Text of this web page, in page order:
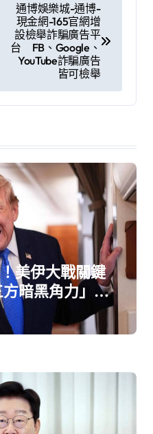
通博娛樂城-通博-
現金網-165官網增
設檢舉詐騙廣告平
台 FB、Google、
YouTube詐騙廣告
皆可檢舉
美伊大戰關鍵
暗黑角力」背